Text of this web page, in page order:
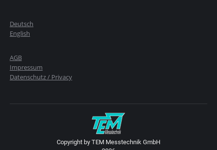
Deutsch
English
AGB
Impressum
Datenschutz / Privacy
Copyright by TEM Messtechnik GmbH